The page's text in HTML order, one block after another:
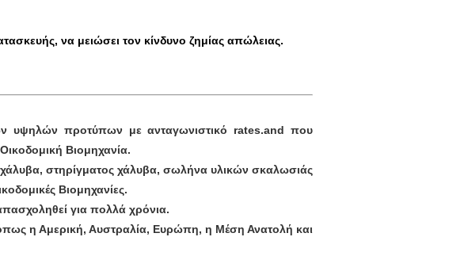
να μειώσει τον κίνδυνο ζημίας απώλειας.
υψηλών προτύπων με ανταγωνιστικό rates.and που
Βιομηχανία.
στηρίγματος χάλυβα, σωλήνα υλικών σκαλωσιάς
Βιομηχανίες.
για πολλά χρόνια.
η Αμερική, Αυστραλία, Ευρώπη, η Μέση Ανατολή και